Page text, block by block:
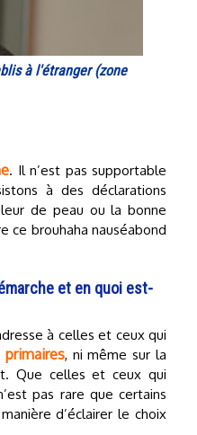
à l'étranger (zone
. Il n’est pas supportable
à des déclarations
de peau ou la bonne
ce brouhaha nauséabond
et en quoi est-
à celles et ceux qui
primaires, ni même sur la
Que celles et ceux qui
pas rare que certains
d’éclairer le choix